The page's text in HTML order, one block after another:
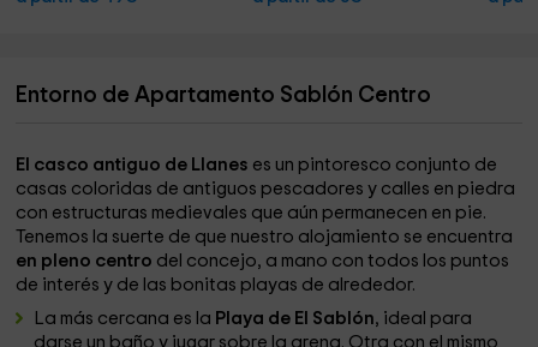
Entorno de Apartamento Sablón Centro
El casco antiguo de Llanes es un pintoresco conjunto de
casas coloridas de antiguos pescadores y calles en piedra
con estructuras medievales que aún permanecen en pie.
Tenemos la suerte de que nuestro alojamiento se encuentra
en pleno centro del concejo, a mano con todos los puntos
de interés y de las bonitas playas de alrededor.
La más cercana es la Playa de El Sablón, ideal para
darse un baño y jugar sobre la arena. Otra con el mismo